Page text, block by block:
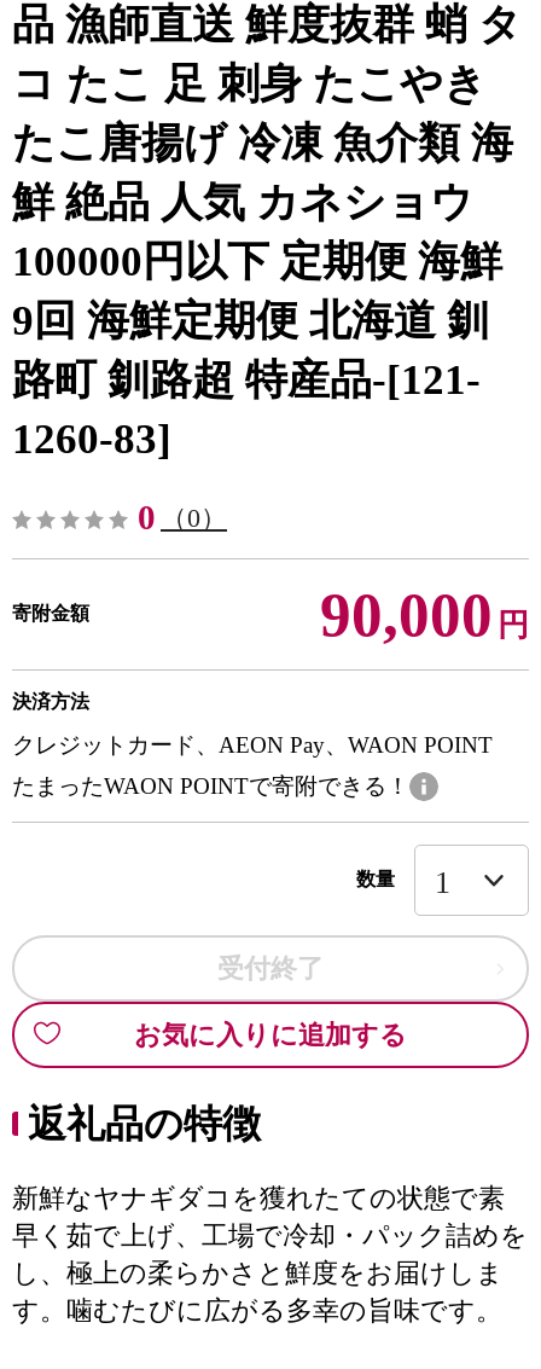
品 漁師直送 鮮度抜群 蛸 タ
コ たこ 足 刺身 たこやき
たこ唐揚げ 冷凍 魚介類 海
鮮 絶品 人気 カネショウ
100000円以下 定期便 海鮮
9回 海鮮定期便 北海道 釧
路町 釧路超 特産品-[121-
1260-83]
0 （0）
寄附金額 90,000 円
決済方法
クレジットカード、AEON Pay、WAON POINT
たまったWAON POINTで寄附できる！
数量
受付終了
お気に入りに追加する
返礼品の特徴
新鮮なヤナギダコを獲れたての状態で素
早く茹で上げ、工場で冷却・パック詰めを
し、極上の柔らかさと鮮度をお届けしま
す。噛むたびに広がる多幸の旨味です。